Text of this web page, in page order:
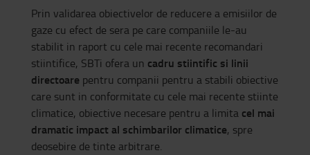
Prin validarea obiectivelor de reducere a emisiilor de
gaze cu efect de sera pe care companiile le-au
stabilit in raport cu cele mai recente recomandari
stiintifice, SBTi ofera un cadru stiintific si linii
directoare pentru companii pentru a stabili obiective
care sunt in conformitate cu cele mai recente stiinte
climatice, obiective necesare pentru a limita cel mai
dramatic impact al schimbarilor climatice, spre
deosebire de tinte arbitrare.